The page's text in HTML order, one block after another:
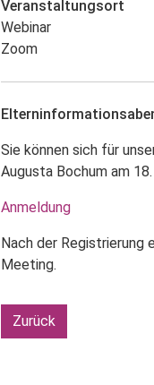
Veranstaltungsort
Webinar
Zoom
Sie können sich für
Augusta Bochum am
Anmeldung
Nach der Registrierung
Meeting.
Zurück